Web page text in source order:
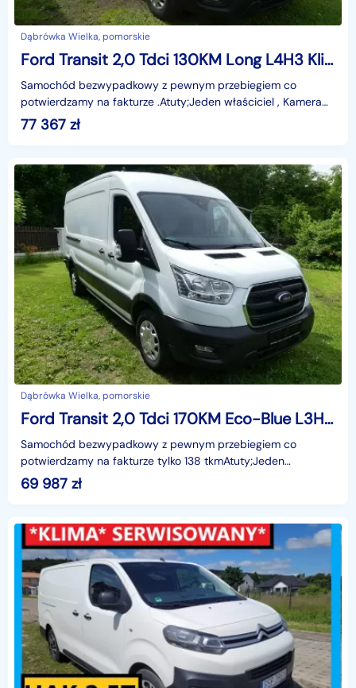
Dąbrówka Wielka, pomorskie
Ford Transit 2,0 Tdci 130KM Long L4H3 Klima Kamera cofania asystent pasa F. VAT-2
Samochód bezwypadkowy z pewnym przebiegiem co
potwierdzamy na fakturze .Atuty;Jeden właściciel , Kamera
cofania , PDC przód i tył, klimatyzacja , ASYSTENT PASA
77 367 zł
Dąbrówka Wielka, pomorskie
Ford Transit 2,0 Tdci 170KM Eco-Blue L3H2 F. VAT - 23%
Samochód bezwypadkowy z pewnym przebiegiem co
potwierdzamy na fakturze tylko 138 tkmAtuty;Jeden
właściciel , PDC przód i tył, klimatyzacja , Pełna historia ASO
69 987 zł